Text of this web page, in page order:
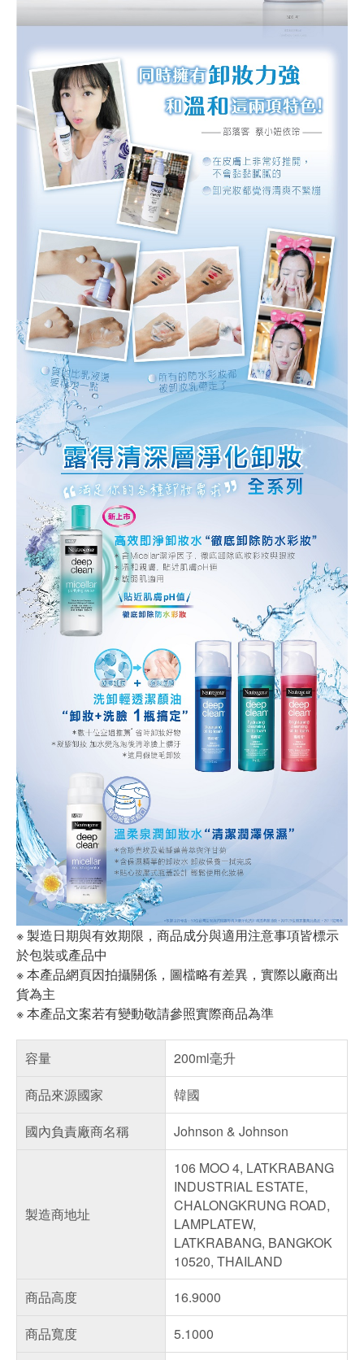
※ 製造日期與有效期限，商品成分與適用注意事項皆標示
於包裝或產品中
※ 本產品網頁因拍攝關係，圖檔略有差異，實際以廠商出
貨為主
※ 本產品文案若有變動敬請參照實際商品為準
容量
200ml毫升
商品來源國家
韓國
國內負責廠商名稱
Johnson & Johnson
製造商地址
106 MOO 4, LATKRABANG
INDUSTRIAL ESTATE,
CHALONGKRUNG ROAD,
LAMPLATEW,
LATKRABANG, BANGKOK
10520, THAILAND
商品高度
16.9000
商品寬度
5.1000